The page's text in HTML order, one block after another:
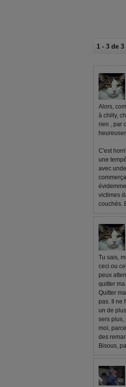
1 - 3 de 3
Alors,
à chilly,
rien , par
C'est
une
avec
victimes
couchés.
Tu sais,
ceci ou
peux
quitter
Quitter
pas. Il ne
un de
sers plus,
moi,
des
Bisous,